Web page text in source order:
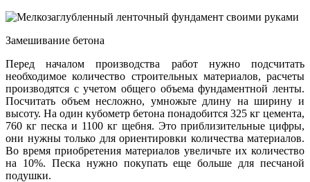
Замешивание бетона
Перед началом производства работ нужно подсчитать
необходимое количество строительных материалов, расчеты
производятся с учетом общего объема фундаментной ленты.
Посчитать объем несложно, умножьте длину на ширину и
высоту. На один кубометр бетона понадобится 325 кг цемента,
760 кг песка и 1100 кг щебня. Это приблизительные цифры,
они нужны только для ориентировки количества материалов.
Во время приобретения материалов увеличьте их количество
на 10%. Песка нужно покупать еще больше для песчаной
подушки.